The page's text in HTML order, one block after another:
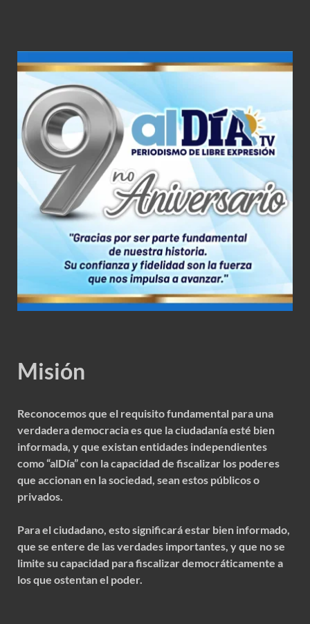
Misión
Reconocemos que el requisito fundamental para una
verdadera democracia es que la ciudadanía esté bien
informada, y que existan entidades independientes
como “alDía” con la capacidad de fiscalizar los poderes
que accionan en la sociedad, sean estos públicos o
privados.
Para el ciudadano, esto significará estar bien informado,
que se entere de las verdades importantes, y que no se
limite su capacidad para fiscalizar democráticamente a
los que ostentan el poder.